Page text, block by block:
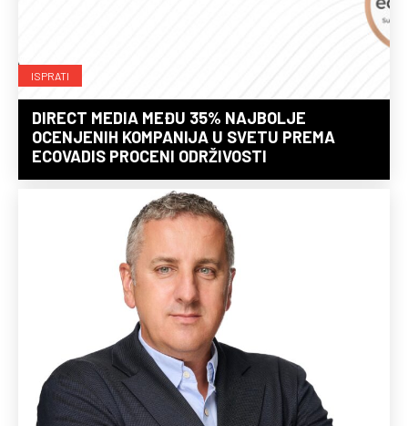
ISPRATI
DIRECT MEDIA MEĐU 35% NAJBOLJE
OCENJENIH KOMPANIJA U SVETU PREMA
ECOVADIS PROCENI ODRŽIVOSTI